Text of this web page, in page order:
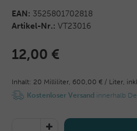
EAN: 3525801702818
Artikel-Nr.: VT23016
12,00 €
Inhalt: 20 Milliliter, 600,00 € / Liter,
Kostenloser Versand innerhalb